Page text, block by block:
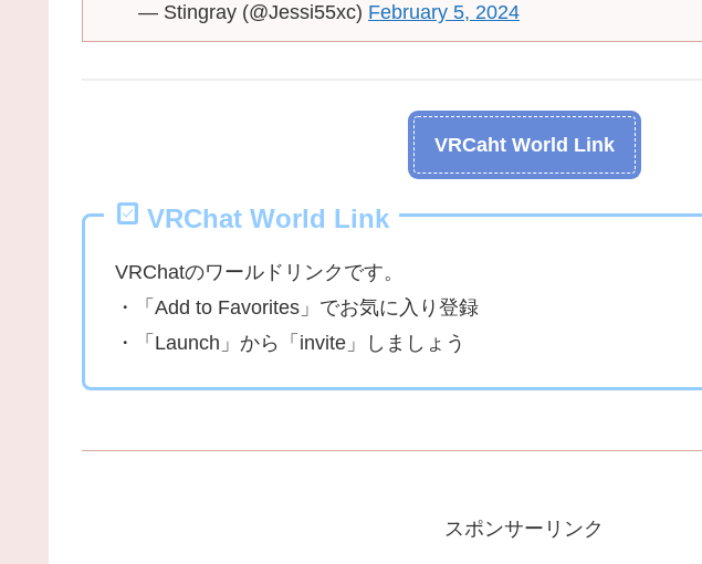
— Stingray (@Jessi55xc) February 5, 2024
VRCaht World Link
VRChat World Link
VRChatのワールドリンクです。
・「Add to Favorites」でお気に入り登録
・「Launch」から「invite」しましょう
スポンサーリンク